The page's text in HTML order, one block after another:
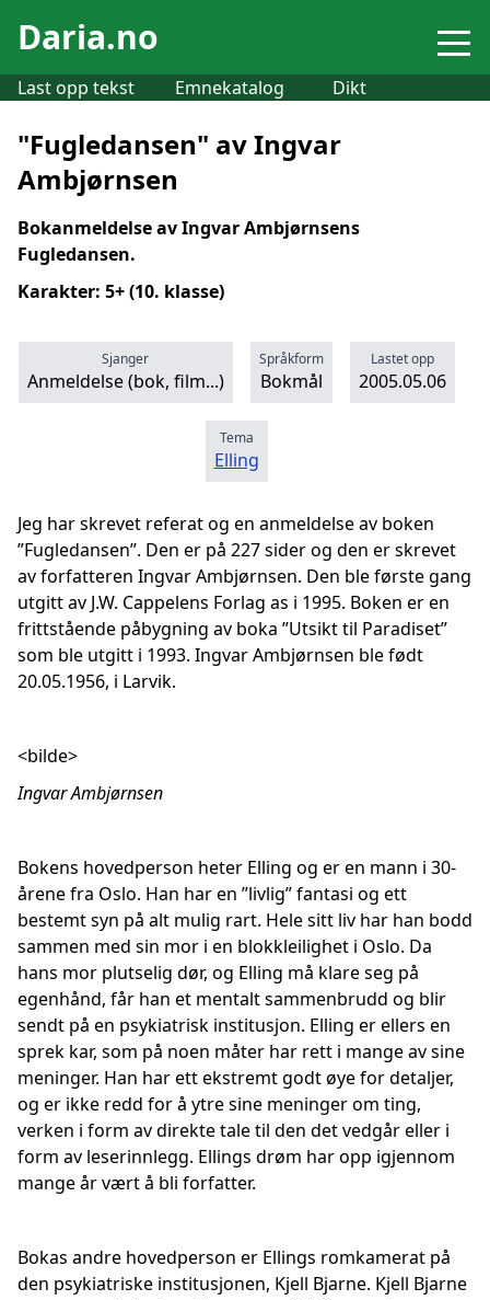
Daria.no
Last opp tekst Emnekatalog Dikt
"Fugledansen" av Ingvar
Ambjørnsen
Bokanmeldelse av Ingvar Ambjørnsens
Fugledansen.
Karakter: 5+ (10. klasse)
Sjanger
Anmeldelse (bok, film...)
Språkform
Bokmål
Lastet opp
2005.05.06
Tema
Elling
Jeg har skrevet referat og en anmeldelse av boken
”Fugledansen”. Den er på 227 sider og den er skrevet
av forfatteren Ingvar Ambjørnsen. Den ble første gang
utgitt av J.W. Cappelens Forlag as i 1995. Boken er en
frittstående påbygning av boka ”Utsikt til Paradiset”
som ble utgitt i 1993. Ingvar Ambjørnsen ble født
20.05.1956, i Larvik.
<bilde>
Ingvar Ambjørnsen
Bokens hovedperson heter Elling og er en mann i 30-
årene fra Oslo. Han har en ”livlig” fantasi og ett
bestemt syn på alt mulig rart. Hele sitt liv har han bodd
sammen med sin mor i en blokkleilighet i Oslo. Da
hans mor plutselig dør, og Elling må klare seg på
egenhånd, får han et mentalt sammenbrudd og blir
sendt på en psykiatrisk institusjon. Elling er ellers en
sprek kar, som på noen måter har rett i mange av sine
meninger. Han har ett ekstremt godt øye for detaljer,
og er ikke redd for å ytre sine meninger om ting,
verken i form av direkte tale til den det vedgår eller i
form av leserinnlegg. Ellings drøm har opp igjennom
mange år vært å bli forfatter.
Bokas andre hovedperson er Ellings romkamerat på
den psykiatriske institusjonen, Kjell Bjarne. Kjell Bjarne